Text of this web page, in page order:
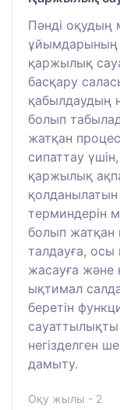
Пәнді оқудың
ұйымдарының
қаржылық
басқару
қабылдаудың
болып
жатқан
сипаттау
қаржылық
қолданылатын
терминдерін
болып жатқан
талдауға, осы
жасауға және
ықтимал
беретін
негізделген
дамыту.
Оқу жылы - 2